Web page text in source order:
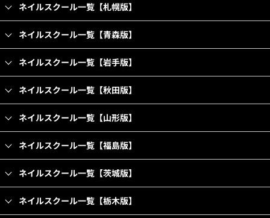
ネイルスクール一覧【札幌版】
ネイルスクール一覧【青森版】
ネイルスクール一覧【岩手版】
ネイルスクール一覧【秋田版】
ネイルスクール一覧【山形版】
ネイルスクール一覧【福島版】
ネイルスクール一覧【茨城版】
ネイルスクール一覧【栃木版】